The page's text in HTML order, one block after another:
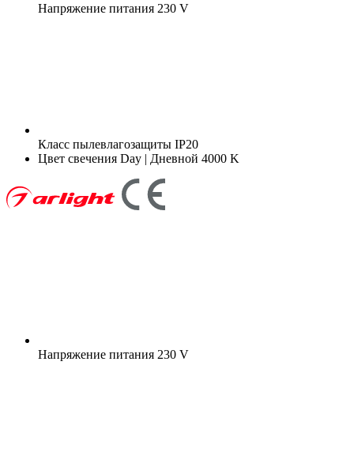
Напряжение питания 230 V
Класс пылевлагозащиты IP20
Цвет свечения Day | Дневной 4000 K
Напряжение питания 230 V